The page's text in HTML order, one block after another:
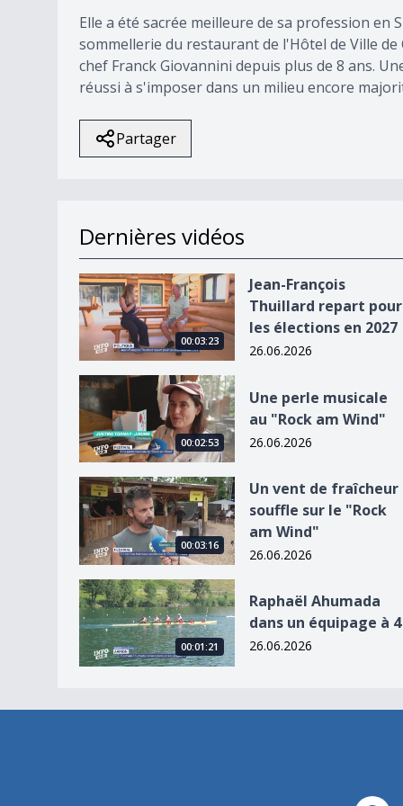
Elle a été sacrée meilleure de sa profession en
sommellerie du restaurant de l'Hôtel de Ville
chef Franck Giovannini depuis plus de 8 ans.
réussi à s'imposer dans un milieu encore
Partager
Dernières vidéos
Jean-François Thuillard repart pour les élections
00:03:23
Jean-François
Thuillard repart pour
les élections en 2027
26.06.2026
Une perle musicale au &quot;Rock am Wind&quot;
00:02:53
Une perle musicale
au "Rock am Wind"
26.06.2026
Un vent de fraîcheur souffle sur le &quot;Rock
00:03:16
Un vent de fraîcheur
souffle sur le "Rock
am Wind"
26.06.2026
Raphaël Ahumada dans un équipage à 4
00:01:21
Raphaël Ahumada
dans un équipage à 4
26.06.2026